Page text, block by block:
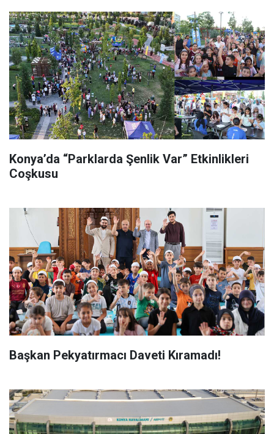
Konya’da “Parklarda Şenlik Var” Etkinlikleri
Coşkusu
Başkan Pekyatırmacı Daveti Kıramadı!